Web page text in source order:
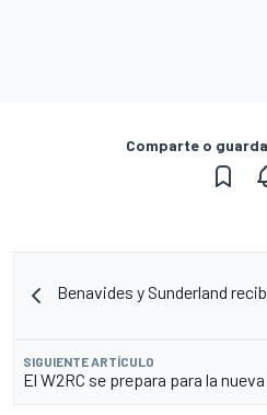
Comparte o
Benavides y Sunderland
SIGUIENTE ARTÍCULO
El W2RC se prepara para la